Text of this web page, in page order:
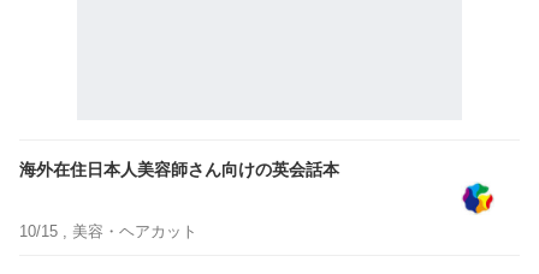
海外在住日本人美容師さん向けの英会話本
10/15 , 美容・ヘアカット